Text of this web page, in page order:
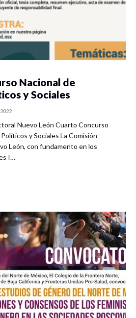
Nacional de
y Sociales
Nuevo León Cuarto Concurso
y Sociales La Comisión
León, con fundamento en los
I…